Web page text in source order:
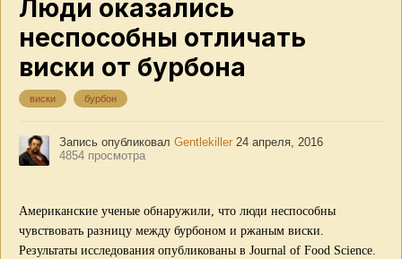
Люди оказались
неспособны отличать
виски от бурбона
виски бурбон
Запись опубликовал Gentlekiller 24 апреля, 2016
4854 просмотра
Американские ученые обнаружили, что люди неспособны
чувствовать разницу между бурбоном и ржаным виски.
Результаты исследования опубликованы в Journal of Food Science.